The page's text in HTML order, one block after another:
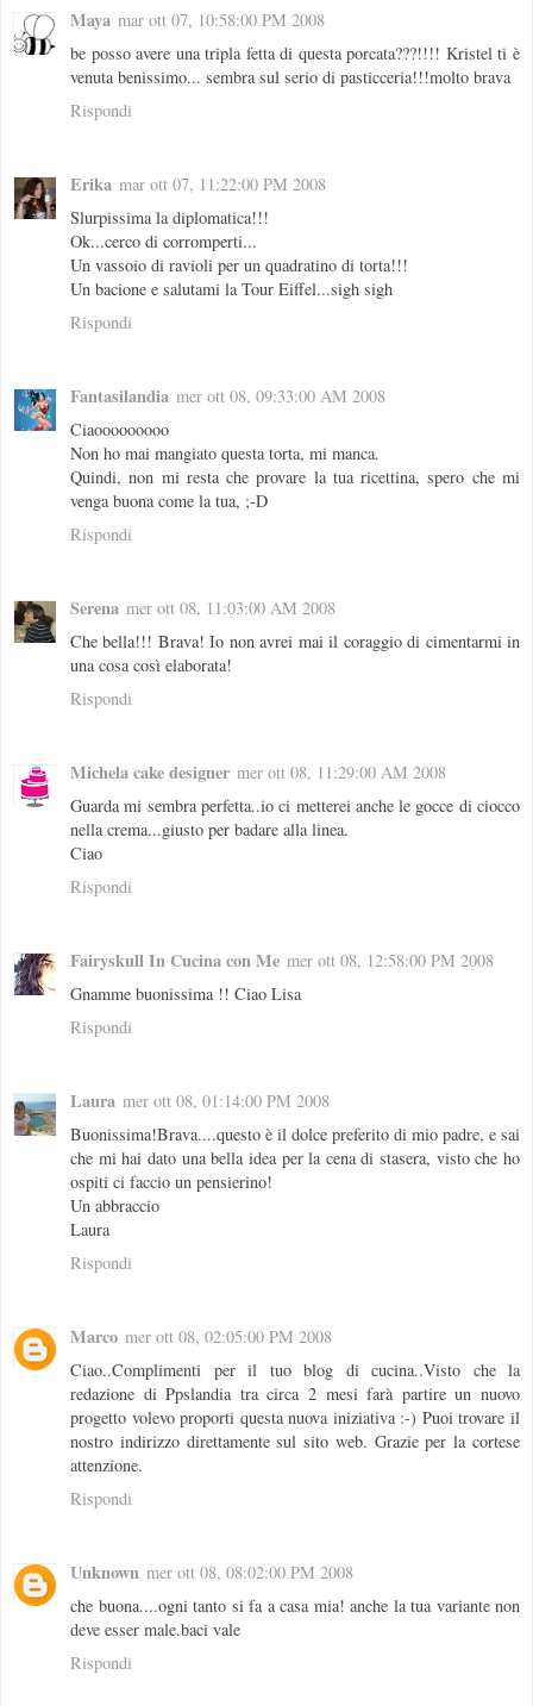
Maya mar ott 07, 10:58:00 PM 2008
be posso avere una tripla fetta di questa porcata???!!!! Kristel ti è
venuta benissimo... sembra sul serio di pasticceria!!!molto brava
Rispondi
Erika mar ott 07, 11:22:00 PM 2008
Slurpissima la diplomatica!!!
Ok...cerco di corromperti...
Un vassoio di ravioli per un quadratino di torta!!!
Un bacione e salutami la Tour Eiffel...sigh sigh
Rispondi
Fantasilandia mer ott 08, 09:33:00 AM 2008
Ciaooooooooo
Non ho mai mangiato questa torta, mi manca.
Quindi, non mi resta che provare la tua ricettina, spero che mi
venga buona come la tua, ;-D
Rispondi
Serena mer ott 08, 11:03:00 AM 2008
Che bella!!! Brava! Io non avrei mai il coraggio di cimentarmi in
una cosa così elaborata!
Rispondi
Michela cake designer mer ott 08, 11:29:00 AM 2008
Guarda mi sembra perfetta..io ci metterei anche le gocce di ciocco
nella crema...giusto per badare alla linea.
Ciao
Rispondi
Fairyskull In Cucina con Me mer ott 08, 12:58:00 PM 2008
Gnamme buonissima !! Ciao Lisa
Rispondi
Laura mer ott 08, 01:14:00 PM 2008
Buonissima!Brava....questo è il dolce preferito di mio padre, e sai
che mi hai dato una bella idea per la cena di stasera, visto che ho
ospiti ci faccio un pensierino!
Un abbraccio
Laura
Rispondi
Marco mer ott 08, 02:05:00 PM 2008
Ciao..Complimenti per il tuo blog di cucina..Visto che la
redazione di Ppslandia tra circa 2 mesi farà partire un nuovo
progetto volevo proporti questa nuova iniziativa :-) Puoi trovare il
nostro indirizzo direttamente sul sito web. Grazie per la cortese
attenzione.
Rispondi
Unknown mer ott 08, 08:02:00 PM 2008
che buona....ogni tanto si fa a casa mia! anche la tua variante non
deve esser male.baci vale
Rispondi